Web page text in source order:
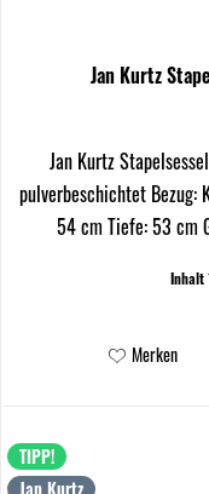
Jan Kurtz
Jan Kurtz
pulverbeschichtet Bezug:
54 cm Tiefe: 53 cm
Inhalt
Merken
TIPP!